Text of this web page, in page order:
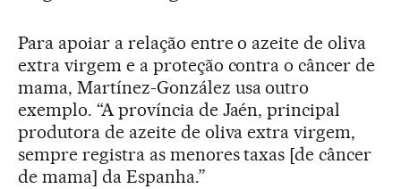
Para apoiar a relação entre o azeite de oliva
extra virgem e a proteção contra o câncer de
mama, Martínez-González usa outro
exemplo. “A província de Jaén, principal
produtora de azeite de oliva extra virgem,
sempre registra as menores taxas [de câncer
de mama] da Espanha.”